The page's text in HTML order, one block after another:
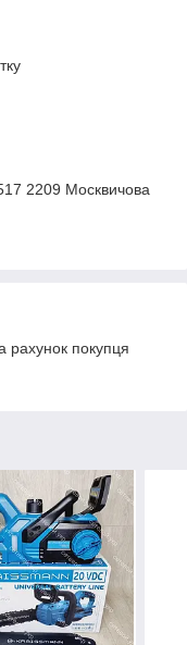
2209 Москвичова
рахунок покупця